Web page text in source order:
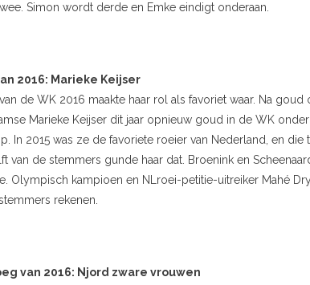
Simon wordt derde en Emke eindigt onderaan.
2016: Marieke Keijser
de WK 2016 maakte haar rol als favoriet waar. Na
Marieke Keijser dit jaar opnieuw goud in de WK
In 2015 was ze de favoriete roeier van Nederland, en die
van de stemmers gunde haar dat. Broenink en
Olympisch kampioen en NLroei-petitie-uitreiker Mahé
rekenen.
van 2016: Njord zware vrouwen